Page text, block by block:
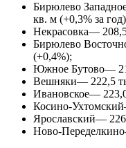
Бирюлево
кв. м (+0,3% за
Некрасовка—
Бирюлево
(+0,4%);
Южное Бутово—
Вешняки— 222,5
Ивановское—
Косино-
Ярославский—
Ново-